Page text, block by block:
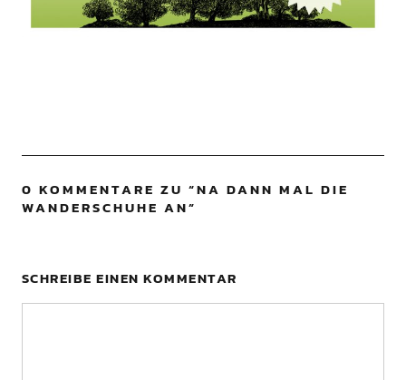
0 KOMMENTARE ZU “NA DANN MAL DIE
WANDERSCHUHE AN”
SCHREIBE EINEN KOMMENTAR